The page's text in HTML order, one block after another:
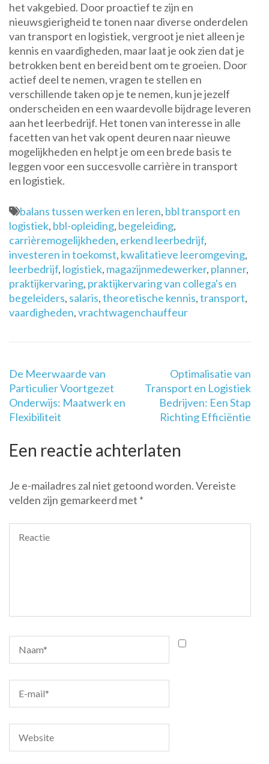
het vakgebied. Door proactief te zijn en
nieuwsgierigheid te tonen naar diverse onderdelen
van transport en logistiek, vergroot je niet alleen je
kennis en vaardigheden, maar laat je ook zien dat je
betrokken bent en bereid bent om te groeien. Door
actief deel te nemen, vragen te stellen en
verschillende taken op je te nemen, kun je jezelf
onderscheiden en een waardevolle bijdrage leveren
aan het leerbedrijf. Het tonen van interesse in alle
facetten van het vak opent deuren naar nieuwe
mogelijkheden en helpt je om een brede basis te
leggen voor een succesvolle carrière in transport
en logistiek.
balans tussen werken en leren, bbl transport en
logistiek, bbl-opleiding, begeleiding,
carrièremogelijkheden, erkend leerbedrijf,
investeren in toekomst, kwalitatieve leeromgeving,
leerbedrijf, logistiek, magazijnmedewerker, planner,
praktijkervaring, praktijkervaring van collega's en
begeleiders, salaris,theoretische kennis,transport,
vaardigheden,vrachtwagenchauffeur
Berichtnavigatie
De Meerwaarde van
Particulier Voortgezet
Onderwijs: Maatwerk en
Flexibiliteit
Optimalisatie van
Transport en Logistiek
Bedrijven: Een Stap
Richting Efficiëntie
Een reactie achterlaten
Je e-mailadres zal niet getoond worden.Vereiste
velden zijn gemarkeerd met *